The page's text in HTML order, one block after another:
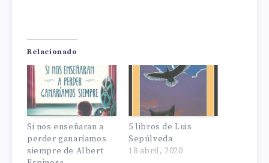
Relacionado
Si nos enseñaran a
perder ganaríamos
siempre de Albert
5 libros de Luis
Sepúlveda
18 abril, 2020